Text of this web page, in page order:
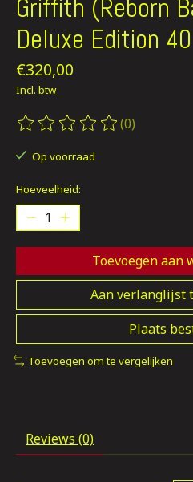
Griffith (Reborn
Deluxe Edition
€320,00
Incl. btw
De beoordeling van dit
(0)
Op voorraad
Hoeveelheid:
Toevoegen aan
Aan verlanglijst
Plaats
Toevoegen om te vergelijken
Reviews (0)